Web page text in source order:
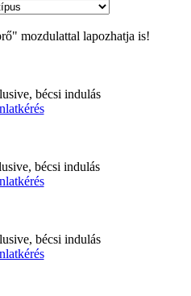
mozdulattal lapozhatja is!
bécsi indulás
bécsi indulás
bécsi indulás